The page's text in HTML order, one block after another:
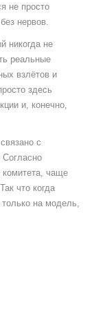
не просто
нервов.
никогда не
реальные
взлётов и
здесь
и, конечно,
с
Согласно
комитета, чаще
что когда
на модель,